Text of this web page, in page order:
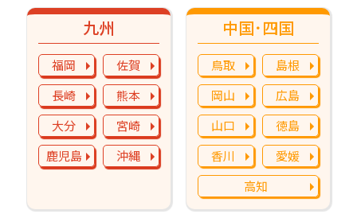
九州
福岡
佐賀
長崎
熊本
大分
宮崎
鹿児島
沖縄
中国･四国
鳥取
島根
岡山
広島
山口
徳島
香川
愛媛
高知